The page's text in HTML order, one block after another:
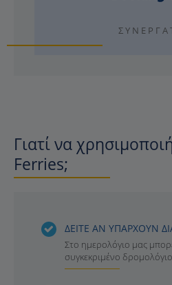
Γιατί να
Ferries;
ΔΕΙΤΕ ΑΝ ΥΠΑΡΧΟΥΝ
Στο ημερολόγιο μας
συγκεκριμένο